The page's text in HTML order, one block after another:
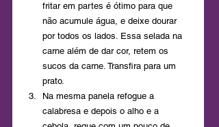
fritar em partes é ótimo para que
não acumule água, e deixe dourar
por todos os lados. Essa selada na
carne além de dar cor, retem os
sucos da carne. Transfira para um
prato.
Na mesma panela refogue a
calabresa e depois o alho e a